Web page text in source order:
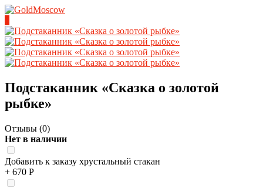
Подстаканник «Сказка о золотой
рыбке»
Отзывы (0)
Нет в наличии
Добавить к заказу хрустальный стакан
+ 670 Р